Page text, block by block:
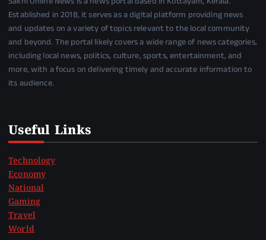
Established in 2018, it serves as a digital platform providing news
and updates on a variety of topics relevant to the local community
and beyond. The portal likely covers a wide range of news categories,
including local news, politics, culture, sports, entertainment, and
more, with a focus on delivering timely and accurate information to
its audience.
Useful Links
Technology
Economy
National
Gaming
Travel
World